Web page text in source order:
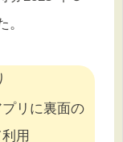
。
リに裏面の
用